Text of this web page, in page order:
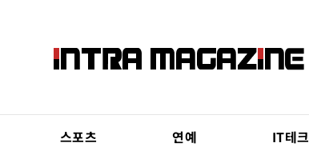
스포츠 연예 IT테크